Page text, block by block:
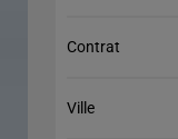
Contrat
Ville